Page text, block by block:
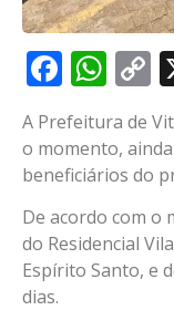
A Prefeitura de
o momento,
beneficiários do
De acordo com o
do Residencial
Espírito Santo, e
dias.